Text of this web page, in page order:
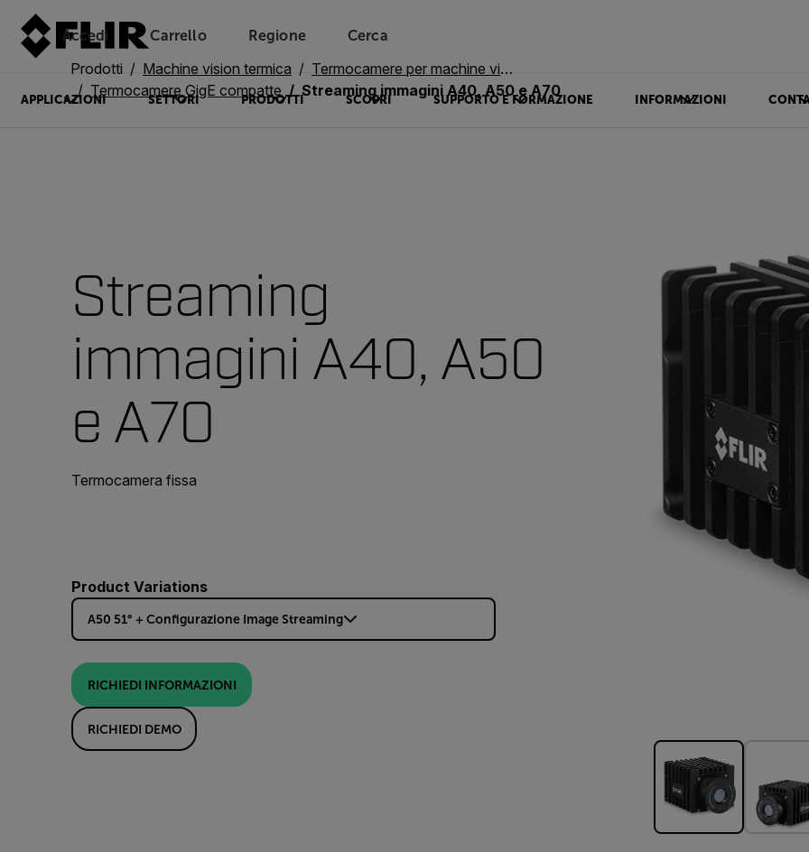
Accedi Unread messages
Carrello
Modello
Rimuovi
articoli
articolo
Aggiungi al carrello
Aggiunto al carrello
Regione Cerca
APPLICAZIONI SETTORI PRODOTTI SCOPRI SUPPORTO E FORMAZIONE INFORMAZIONI
Prodotti Machine vision termica
Termocamere per machine vision
Termocamere GigE compatte
Streaming immagini A40, A50 e A70
Streaming
immagini A40, A50
e A70
Termocamera fissa
Product Variations
A50 51° + Configurazione Image Streaming
RICHIEDI INFORMAZIONI
RICHIEDI DEMO